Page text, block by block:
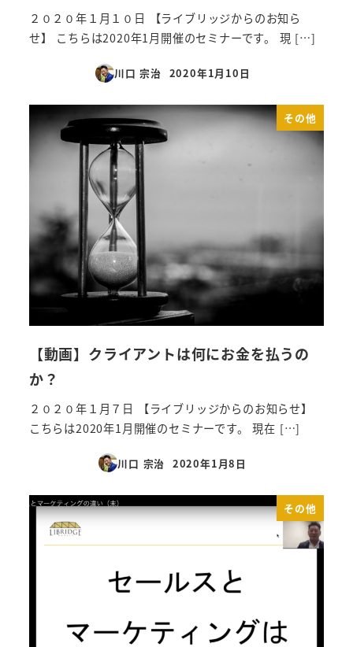
２０２０年１月１０日 【ライブリッジからのお知ら
せ】 こちらは2020年1月開催のセミナーです。 現 […]
川口 宗治
投稿日
2020年1月10日
その他
【動画】クライアントは何にお金を払うの
か？
２０２０年１月７日 【ライブリッジからのお知らせ】
こちらは2020年1月開催のセミナーです。 現在 […]
川口 宗治
投稿日
2020年1月8日
その他